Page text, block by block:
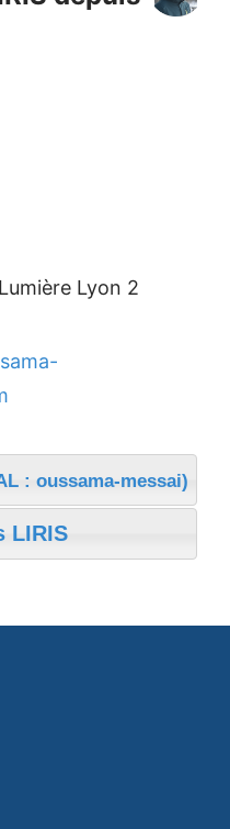
Lyon 2
: oussama-messai)
LIRIS